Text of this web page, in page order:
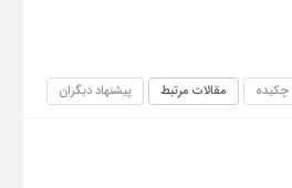
چکیده مقالات مرتبط پیشنهاد دیگران